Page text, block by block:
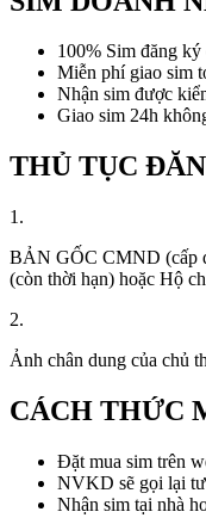
100% Sim đăng
Miễn phí giao sim
Nhận sim được
Giao sim 24h
THỦ TỤC
1.
BẢN GỐC CMND (cấp
(còn thời hạn) hoặc Hộ
2.
Ảnh chân dung của chủ
CÁCH THỨC
Đặt mua sim trên
NVKD sẽ gọi lại tư
Nhận sim tại nhà